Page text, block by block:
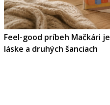
Feel-good príbeh Mačkári
láske a druhých šanciach